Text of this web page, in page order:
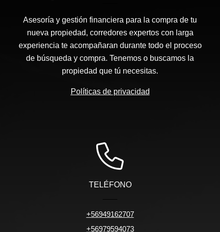
Asesoría y gestión financiera para la compra de tu
nueva propiedad, corredores expertos con larga
experiencia te acompañaran durante todo el proceso
de búsqueda y compra. Tenemos o buscamos la
propiedad que tú necesitas.
Políticas de privacidad
TELÉFONO
+56949162707
+56979594073